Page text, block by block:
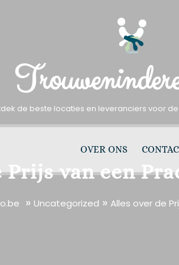
de beste locaties en leveranciers voor
OVER ONS
Prijs van een
» Uncategorized » Alles over de